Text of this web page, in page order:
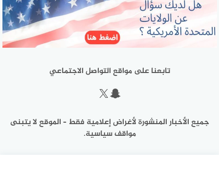
تابعنا على مواقع التواصل الاجتماعي
سناب شات
إكس
جميع الأخبار المنشورة لأغراض إعلامية فقط – الموقع لا يتبنى
مواقف سياسية.